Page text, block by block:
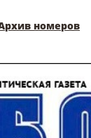
номеров